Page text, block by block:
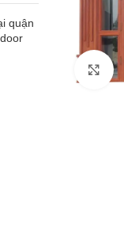
quận